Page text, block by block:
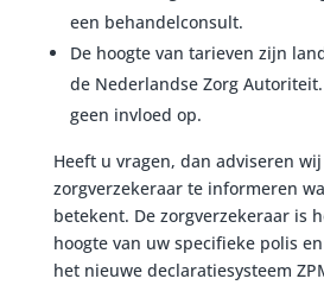
een behandelconsult.
De hoogte van tarieven zijn
de Nederlandse Zorg
geen invloed op.
Heeft u vragen, dan adviseren
zorgverzekeraar te informeren
betekent. De zorgverzekeraar is
hoogte van uw specifieke polis
het nieuwe declaratiesysteem